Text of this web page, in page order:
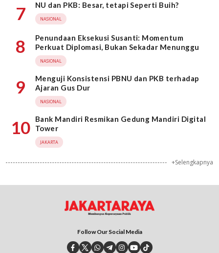
7 NU dan PKB: Besar, tetapi Seperti Buih?
NASIONAL
8
Penundaan Eksekusi Susanti: Momentum
Perkuat Diplomasi, Bukan Sekadar Menunggu
NASIONAL
9
Menguji Konsistensi PBNU dan PKB terhadap
Ajaran Gus Dur
NASIONAL
10
Bank Mandiri Resmikan Gedung Mandiri Digital
Tower
JAKARTA
+Selengkapnya
Follow Our Social Media